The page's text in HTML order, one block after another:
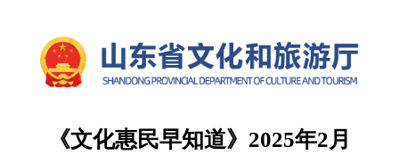
《文化惠民早知道》2025年2月